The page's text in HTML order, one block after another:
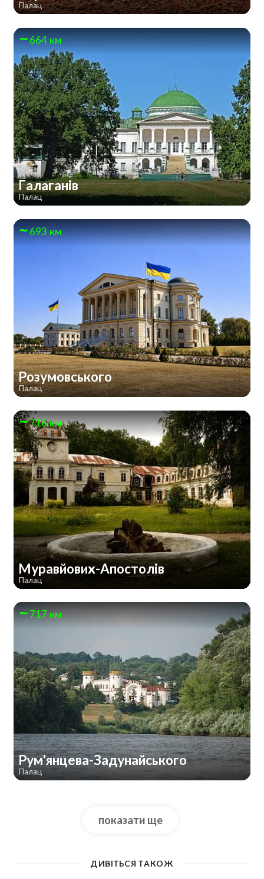
Палац
664 км
Галаганів
Палац
693 км
Розумовського
Палац
716 км
Муравйових-Апостолів
Палац
717 км
Рум'янцева-Задунайського
Палац
показати ще
ДИВІТЬСЯ ТАКОЖ